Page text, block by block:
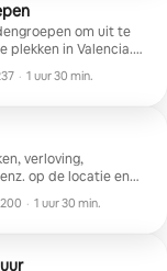
om uit te
plekken in Valencia.
of gezinnen van 3 of
· 1 uur 30 min.
verloving,
op de locatie en
· 1 uur 30 min.